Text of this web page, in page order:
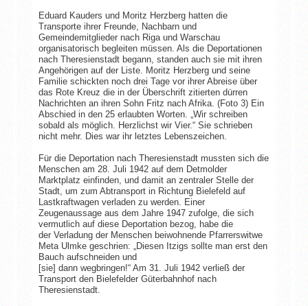
Eduard Kauders und Moritz Herzberg hatten die
Transporte ihrer Freunde, Nachbarn und
Gemeindemitglieder nach Riga und Warschau
organisatorisch begleiten müssen. Als die Deportationen
nach Theresienstadt begann, standen auch sie mit ihren
Angehörigen auf der Liste. Moritz Herzberg und seine
Familie schickten noch drei Tage vor ihrer Abreise über
das Rote Kreuz die in der Überschrift zitierten dürren
Nachrichten an ihren Sohn Fritz nach Afrika. (Foto 3) Ein
Abschied in den 25 erlaubten Worten. „Wir schreiben
sobald als möglich. Herzlichst wir Vier.“ Sie schrieben
nicht mehr. Dies war ihr letztes Lebenszeichen.
Für die Deportation nach Theresienstadt mussten sich die
Menschen am 28. Juli 1942 auf dem Detmolder
Marktplatz einfinden, und damit an zentraler Stelle der
Stadt, um zum Abtransport in Richtung Bielefeld auf
Lastkraftwagen verladen zu werden. Einer
Zeugenaussage aus dem Jahre 1947 zufolge, die sich
vermutlich auf diese Deportation bezog, habe die
der Verladung der Menschen beiwohnende Pfarrerswitwe
Meta Ulmke geschrien: „Diesen Itzigs sollte man erst den
Bauch aufschneiden und
[sie] dann wegbringen!“ Am 31. Juli 1942 verließ der
Transport den Bielefelder Güterbahnhof nach
Theresienstadt.